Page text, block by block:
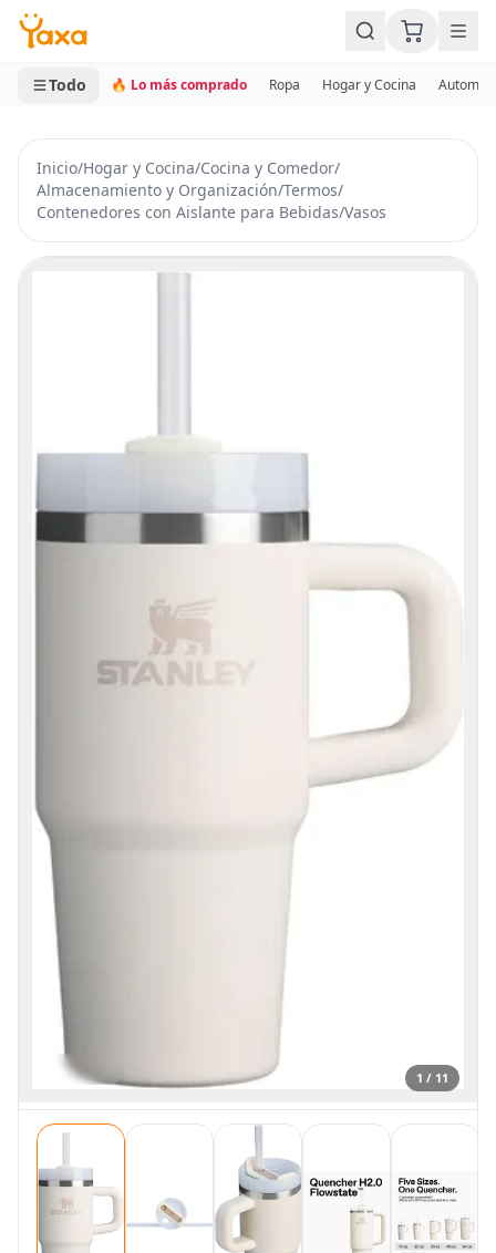
MINI CARRITO
0 productos
Todo 🔥 Lo más comprado Ropa Hogar y Cocina
Inicio/Hogar y Cocina/Cocina y Comedor/
Almacenamiento y Organización/Termos/
Contenedores con Aislante para Bebidas/Vasos
1 / 11